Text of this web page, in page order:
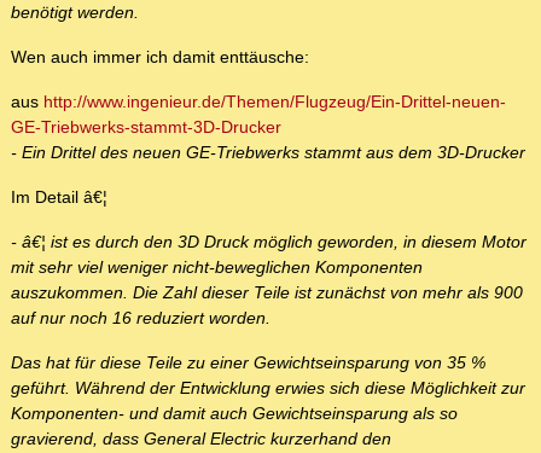
benötigt werden.
Wen auch immer ich damit enttäusche:
aus http://www.ingenieur.de/Themen/Flugzeug/Ein-Drittel-neuen-
GE-Triebwerks-stammt-3D-Drucker
- Ein Drittel des neuen GE-Triebwerks stammt aus dem 3D-Drucker
Im Detail â€¦
- â€¦ ist es durch den 3D Druck möglich geworden, in diesem Motor
mit sehr viel weniger nicht-beweglichen Komponenten
auszukommen. Die Zahl dieser Teile ist zunächst von mehr als 900
auf nur noch 16 reduziert worden.
Das hat für diese Teile zu einer Gewichtseinsparung von 35 %
geführt. Während der Entwicklung erwies sich diese Möglichkeit zur
Komponenten- und damit auch Gewichtseinsparung als so
gravierend, dass General Electric kurzerhand den